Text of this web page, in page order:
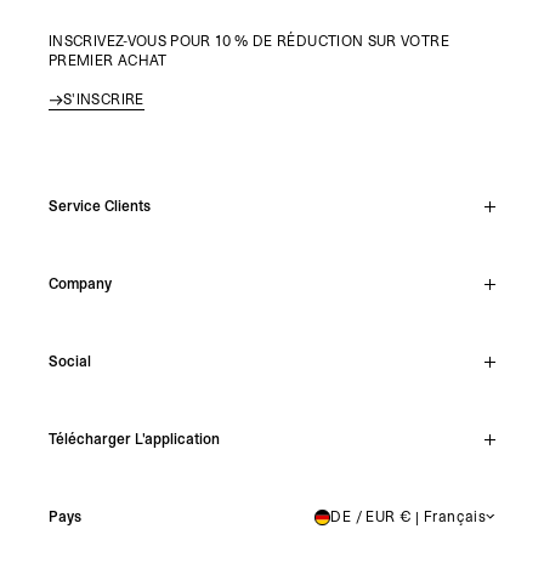
INSCRIVEZ-VOUS POUR 10 % DE RÉDUCTION SUR VOTRE
PREMIER ACHAT
S'INSCRIRE
Service Clients
Support Hub
Make A Return
Company
Careers
Shipping
Social
Facebook
YouTube
Pays GERMANY DE / EUR € | Français
Télécharger L'application
Android